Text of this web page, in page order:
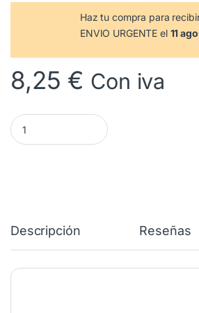
Haz tu compra para
ENVIO URGENTE el 11
8,25 € Con iva
Tubo Salida Lavavajillas TEKA CANDY
Descripción Reseñas